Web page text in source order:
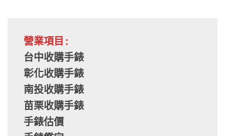
營業項目:
台中收購手錶
彰化收購手錶
南投收購手錶
苗栗收購手錶
手錶估價